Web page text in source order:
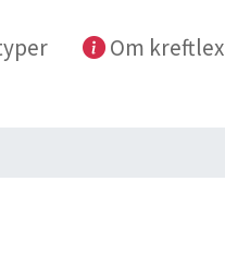
Om kreftlex